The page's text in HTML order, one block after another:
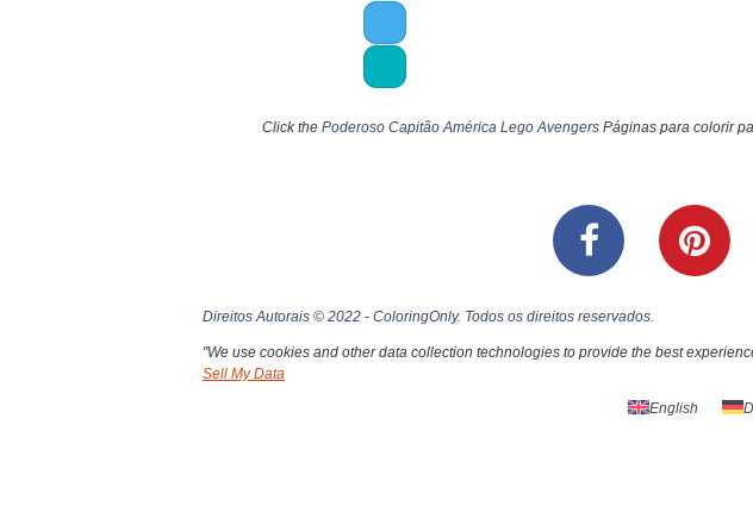
Click the Poderoso Capitão América Lego Avengers Páginas para colorir
Direitos Autorais © 2022 - ColoringOnly. Todos os direitos reservados.
"We use cookies and other data collection technologies to provide the best
Sell My Data
English